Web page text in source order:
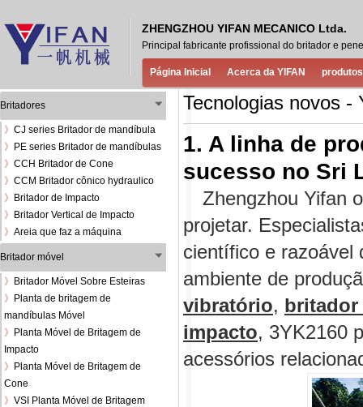
ZHENGZHOU YIFAN MECANICO Ltda.
Principal fabricante profissional do britador e
Página Inicial Acerca da YIFAN produtos
Britadores
》 CJ series Britador de mandíbula
》
PE series Britador de mandíbulas
》 CCH Britador de Cone
》 CCM Britador cônico hydraulico
》
Britador de Impacto
》
Britador Vertical de Impacto
》 Areia que faz a máquina
Britador móvel
》
Britador Móvel Sobre Esteiras
》
Planta de britagem de
mandíbulas Móvel
》
Planta Móvel de Britagem de
Impacto
》
Planta Móvel de Britagem de
Cone
》 VSI Planta Móvel de Britagem
Tecnologias novos -
1. A linha de
sucesso no Sri
Zhengzhou Yifan
projetar.
científico e razoável
ambiente de
vibratório, britador
impacto, 3YK2160
acessórios